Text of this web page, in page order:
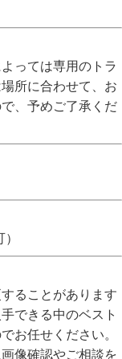
っては専用のトラ
所に合わせて、お
、予めご了承くだ
ることがあります
できる中のベスト
お任せください。
像確認やご相談を